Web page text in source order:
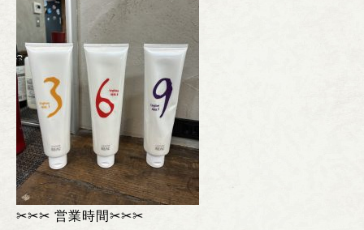
✂︎✂︎✂︎ 営業時間✂︎✂︎✂︎